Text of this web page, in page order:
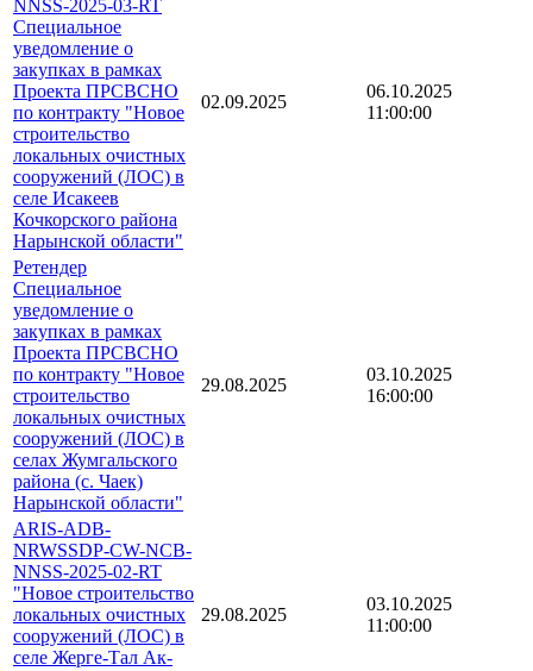
NNSS-2025-03-RT
Специальное
уведомление о
закупках в рамках
Проекта ПРСВСНО
по контракту "Новое
строительство
локальных очистных
сооружений (ЛОС) в
селе Исакеев
Кочкорского района
Нарынской области"
02.09.2025
06.10.2025
11:00:00
Ретендер
Специальное
уведомление о
закупках в рамках
Проекта ПРСВСНО
по контракту "Новое
строительство
локальных очистных
сооружений (ЛОС) в
селах Жумгальского
района (с. Чаек)
Нарынской области"
29.08.2025
03.10.2025
16:00:00
ARIS-ADB-
NRWSSDP-CW-NCB-
NNSS-2025-02-RT
"Новое строительство
локальных очистных
сооружений (ЛОС) в
селе Жерге-Тал Ак-
29.08.2025
03.10.2025
11:00:00